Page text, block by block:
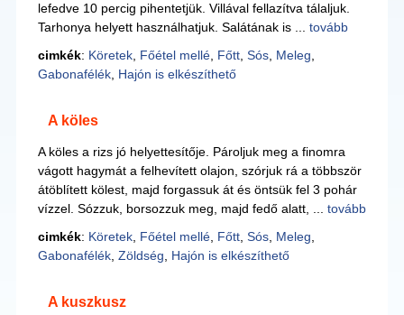
lefedve 10 percig pihentetjük. Villával fellazítva tálaljuk.
Tarhonya helyett használhatjuk. Salátának is ... tovább
cimkék: Köretek, Főétel mellé, Főtt, Sós, Meleg
Gabonafélék, Hajón is elkészíthető
A köles
A köles a rizs jó helyettesítője. Pároljuk meg a finomra
vágott hagymát a felhevített olajon, szórjuk rá a többször
átöblített kölest, majd forgassuk át és öntsük fel 3 pohár
vízzel. Sózzuk, borsozzuk meg, majd fedő alatt, ... tovább
cimkék: Köretek, Főétel mellé, Főtt, Sós, Meleg
Gabonafélék, Zöldség Hajón is elkészíthető
A kuszkusz